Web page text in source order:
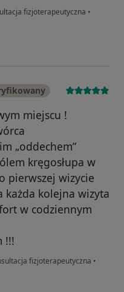
fizjoterapeutyczna •
miejscu !
„oddechem”
kręgosłupa w
pierwszej wizycie
każda kolejna wizyta
w codziennym
!!!
fizjoterapeutyczna •